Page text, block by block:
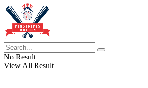
No Result
View All Result